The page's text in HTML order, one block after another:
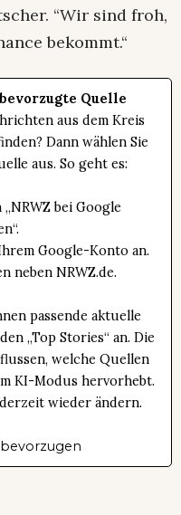
“Wir sind froh,
bekommt.“
Quelle
aus dem Kreis
Dann wählen Sie
aus. So geht es:
bei Google
Google-Konto an.
neben NRWZ.de.
passende aktuelle
„Top Stories“ an. Die
welche Quellen
KI-Modus hervorhebt.
wieder ändern.